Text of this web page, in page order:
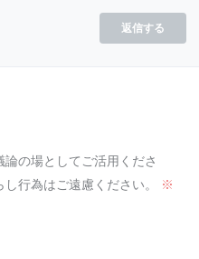
返信する
の場としてご活用くださ
行為はご遠慮ください。
※